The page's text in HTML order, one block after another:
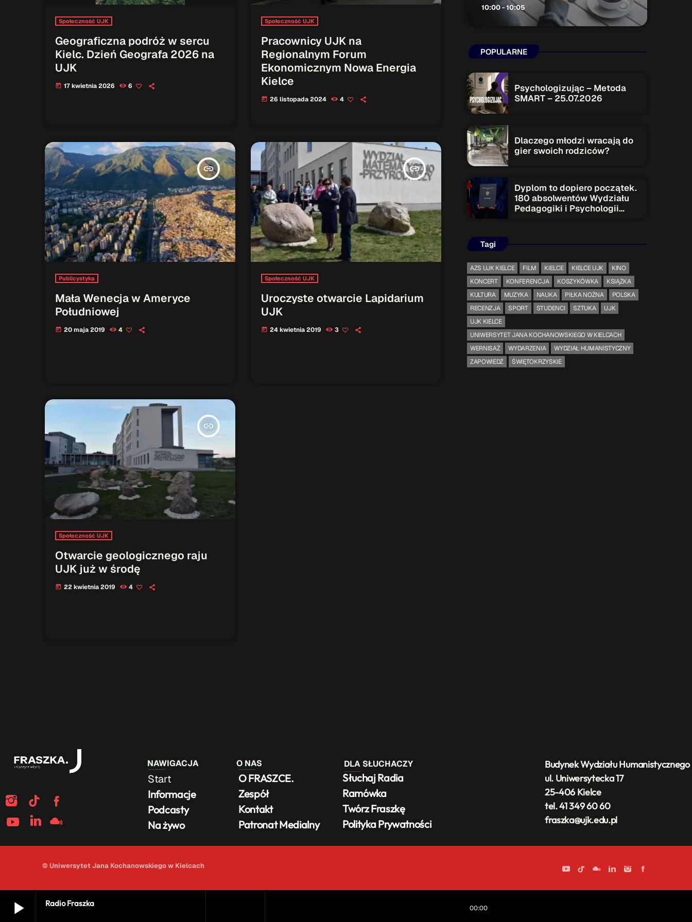
play_arrow Radio Fraszka 00:00
Audycja
Serwis Informacyjny
Gdzie TymRazem?
17:00 - 17:05
Serwis Informacyjny
TOP CHART
Społeczność UJK
Geograficzna podróż w sercu
Kielc. Dzień Geografa 2026 na
UJK
today 17 kwietnia 2026 6
Społeczność UJK
Pracownicy UJK na
Regionalnym Forum
Ekonomicznym Nowa Energia
Kielce
today 26 listopada 2024 4
insert_link
Publicystyka
Mała Wenecja w Ameryce
Południowej
today 20 maja 2019 4
insert_link
Społeczność UJK
Uroczyste otwarcie Lapidarium
UJK
today 24 kwietnia 2019 3
insert_link
Społeczność UJK
Otwarcie geologicznego raju
UJK już w środę
today 22 kwietnia 2019 4
10:00 - 10:05
POPULARNE
Psychologizując – Metoda
SMART – 25.07.2026
Dlaczego młodzi wracają do
gier swoich rodziców?
Dyplom to dopiero początek.
180 absolwentów Wydziału
Pedagogiki i Psychologii
Tagi
AZS UJK KIELCE FILM KIELCE KIELCE UJK
KINO
KONCERT
KONFERENCJA KOSZYKÓWKA
KSIĄŻKA
KULTURA
MUZYKA NAUKA PIŁKA NOŻNA
POLSKA
RECENZJA
SPORT STUDENCI SZTUKA
UJK
UJK KIELCE
UNIWERSYTET JANA KOCHANOWSKIEGO W KIELCACH
WERNISAŻ
WYDARZENIA
WYDZIAŁ HUMANISTYCZNY
ZAPOWIEDŹ
ŚWIĘTOKRZYSKIE
Budynek Wydziału Humanistycznego
ul. Uniwersytecka 17
25-406 Kielce
tel. 41 349 60 60
fraszka@ujk.edu.pl
Start
Informacje
Podcasty
Na żywo
O FRASZCE.
Zespół
Kontakt
Patronat Medialny
NAWIGACJA
Słuchaj Radia
Ramówka
Twórz Fraszkę
Polityka Prywatności
DLA SŁUCHACZY
O NAS
© Uniwersytet Jana Kochanowskiego w Kielcach